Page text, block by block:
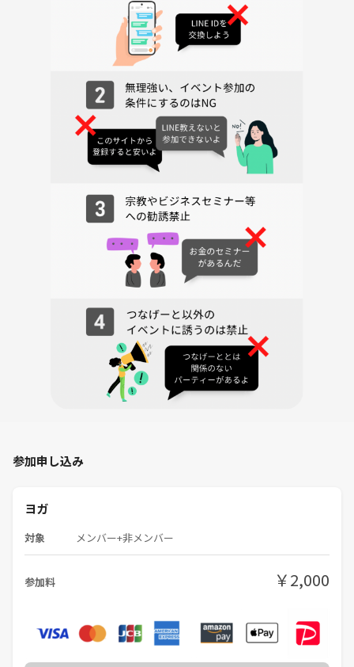
下記の行為はご遠慮ください。
・勧誘・営業・告知・引き抜き・しつこいナンパ・暴言など
・過度なナンパ行為や迷惑行為
・開催内容や風景写真、動画のSNS等への無許可投稿
サークルやイベントの輪を乱す行動をする方、運営側の指示に従ってい
ただけない方や運営側が参加者様としてふさわしくないと判断した方
は、参加をお断りする場合がございます。
ヨガや、腸活に良いワークショプ、美容に関する場所にお出かけした
り、グルテンフリーご飯会などを行っています！
参加申し込み
ヨガ
対象 メンバー+非メンバー
参加料 ￥2,000